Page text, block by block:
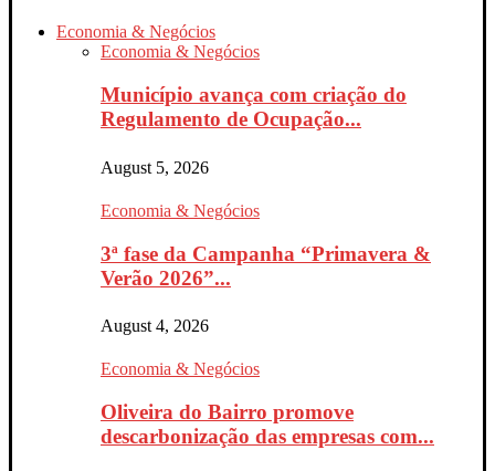
Economia & Negócios
Economia & Negócios
Município avança com criação do
Regulamento de Ocupação...
August 5, 2026
Economia & Negócios
3ª fase da Campanha “Primavera &
Verão 2026”...
August 4, 2026
Economia & Negócios
Oliveira do Bairro promove
descarbonização das empresas com...